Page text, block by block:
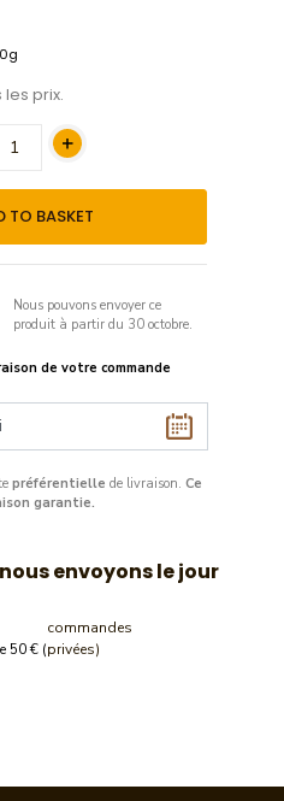
les prix.
TO BASKET
Nous pouvons envoyer ce
produit à partir du 30 octobre.
de votre commande
préférentielle de livraison. Ce
garantie.
envoyons le jour
50 € (
commandes
privées)